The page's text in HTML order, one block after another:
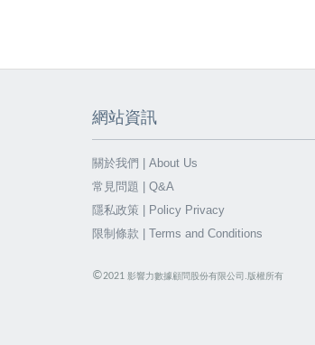
網站資訊
關於我們 | About Us
常見問題 | Q&A
隱私政策 | Policy Privacy
限制條款 | Terms and Conditions
©2021 影響力數據顧問股份有限公司.版權所有